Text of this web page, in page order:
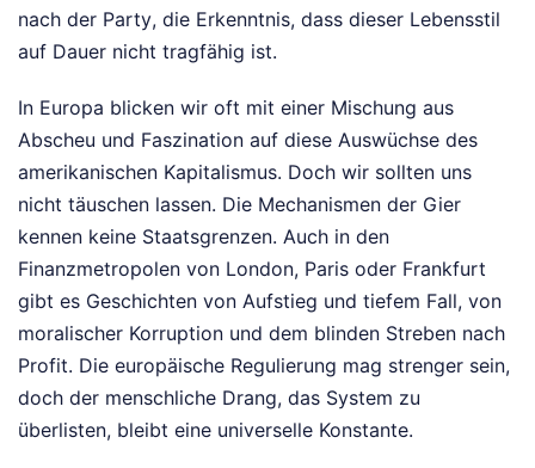
nach der Party, die Erkenntnis, dass dieser Lebensstil
auf Dauer nicht tragfähig ist.
In Europa blicken wir oft mit einer Mischung aus
Abscheu und Faszination auf diese Auswüchse des
amerikanischen Kapitalismus. Doch wir sollten uns
nicht täuschen lassen. Die Mechanismen der Gier
kennen keine Staatsgrenzen. Auch in den
Finanzmetropolen von London, Paris oder Frankfurt
gibt es Geschichten von Aufstieg und tiefem Fall, von
moralischer Korruption und dem blinden Streben nach
Profit. Die europäische Regulierung mag strenger sein,
doch der menschliche Drang, das System zu
überlisten, bleibt eine universelle Konstante.